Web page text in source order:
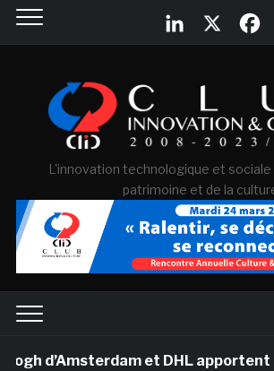
L'innovation technologique et sociale
patrimoine et de la
d’Amsterdam et DHL apportent